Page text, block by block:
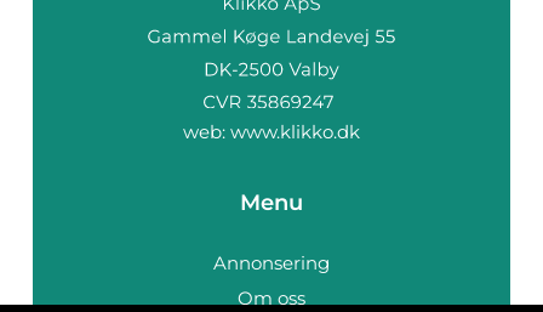
web: www.klikko.dk
Menu
Annonsering
Om oss